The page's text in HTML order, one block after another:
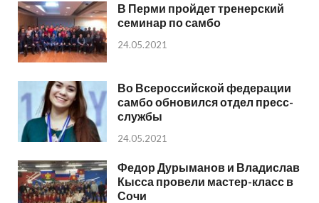
В Перми пройдет тренерский
семинар по самбо
24.05.2021
Во Всероссийской федерации
самбо обновился отдел пресс-
службы
24.05.2021
Федор Дурыманов и Владислав
Кысса провели мастер-класс в
Сочи